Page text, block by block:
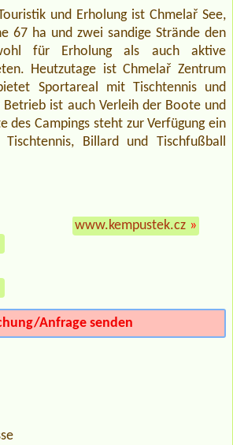
und Erholung ist Chmelař See,
67 ha und zwei sandige Strände den
für Erholung als auch aktive
Heutzutage ist Chmelař Zentrum
Sportareal mit Tischtennis und
ist auch Verleih der Boote und
des Campings steht zur Verfügung ein
Billard und Tischfußball
www.kempustek.cz »
Anfrage senden